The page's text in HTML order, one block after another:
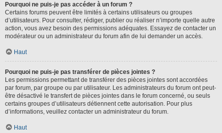
Pourquoi ne puis-je pas accéder à un forum ?
Certains forums peuvent être limités à certains utilisateurs ou groupes
d’utilisateurs. Pour consulter, rédiger, publier ou réaliser n’importe quelle autre
action, vous avez besoin des permissions adéquates. Essayez de contacter un
modérateur ou un administrateur du forum afin de lui demander un accès.
Haut
Pourquoi ne puis-je pas transférer de pièces jointes ?
Les permissions permettant de transférer des pièces jointes sont accordées
par forum, par groupe ou par utilisateur. Les administrateurs du forum ont peut-
être désactivé le transfert de pièces jointes dans le forum concerné, ou seuls
certains groupes d’utilisateurs détiennent cette autorisation. Pour plus
d’informations, veuillez contacter un administrateur du forum.
Haut